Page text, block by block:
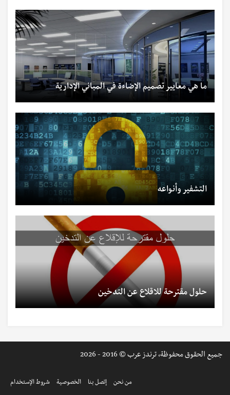
ما هي معايير تصميم الإضاءة في المباني الإدارية
التشفير وأنواعه
حلول مقترحة للاقلاع عن التدخين
جميع الحقوق محفوظة، ترندز عرب © 2016 - 2026
من نحن إتصل بنا الخصوصية شروط الإستخدام